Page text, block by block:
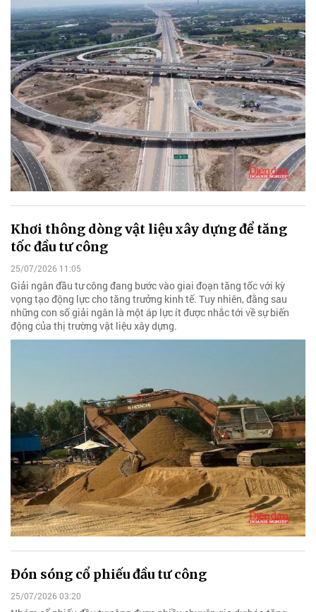
Khơi thông dòng vật liệu xây dựng để tăng
tốc đầu tư công
25/07/2026 11:05
Giải ngân đầu tư công đang bước vào giai đoạn tăng tốc với kỳ
vọng tạo động lực cho tăng trưởng kinh tế. Tuy nhiên, đằng sau
những con số giải ngân là một áp lực ít được nhắc tới về sự biến
động của thị trường vật liệu xây dựng.
Đón sóng cổ phiếu đầu tư công
25/07/2026 03:20